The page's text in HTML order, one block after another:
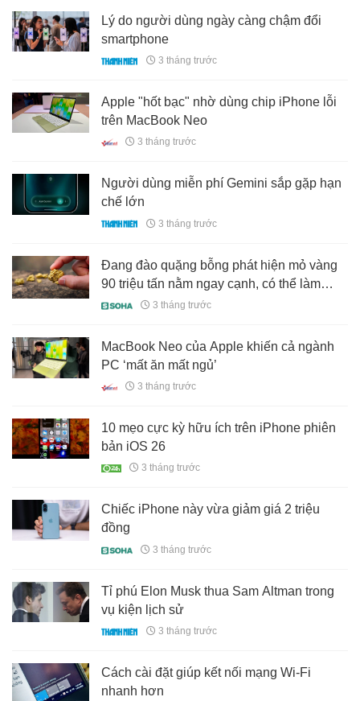
Lý do người dùng ngày càng chậm đổi
smartphone
3 tháng trước
Apple "hốt bạc" nhờ dùng chip iPhone lỗi
trên MacBook Neo
3 tháng trước
Người dùng miễn phí Gemini sắp gặp hạn
chế lớn
3 tháng trước
Đang đào quặng bỗng phát hiện mỏ vàng
90 triệu tấn nằm ngay cạnh, có thể làm
rung chuyển thị trường kim loại quý
3 tháng trước
MacBook Neo của Apple khiến cả ngành
PC ‘mất ăn mất ngủ’
3 tháng trước
10 mẹo cực kỳ hữu ích trên iPhone phiên
bản iOS 26
3 tháng trước
Chiếc iPhone này vừa giảm giá 2 triệu
đồng
3 tháng trước
Tỉ phú Elon Musk thua Sam Altman trong
vụ kiện lịch sử
3 tháng trước
Cách cài đặt giúp kết nối mạng Wi-Fi
nhanh hơn